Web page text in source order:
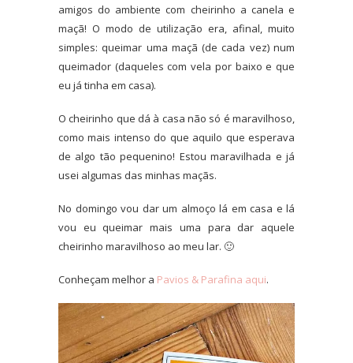
amigos do ambiente com cheirinho a canela e
maçã! O modo de utilização era, afinal, muito
simples: queimar uma maçã (de cada vez) num
queimador (daqueles com vela por baixo e que
eu já tinha em casa).
O cheirinho que dá à casa não só é maravilhoso,
como mais intenso do que aquilo que esperava
de algo tão pequenino! Estou maravilhada e já
usei algumas das minhas maçãs.
No domingo vou dar um almoço lá em casa e lá
vou eu queimar mais uma para dar aquele
cheirinho maravilhoso ao meu lar. 🙂
Conheçam melhor a Pavios & Parafina aqui.